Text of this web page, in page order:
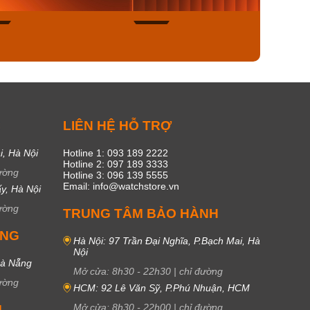
Hà Nội
Hà Nội
Nẵng
LIÊN HỆ HỖ TRỢ
Hotline 1: 093 189 2222
Hotline 2: 097 189 3333
Hotline 3: 096 139 5555
Email: info@watchstore.vn
TRUNG TÂM BẢO HÀNH
Hà Nội: 97 Trần Đại Nghĩa, P.Bạch Mai, Hà
Nội
Mở cửa: 8h30 - 22h30 | chỉ đường
HCM: 92 Lê Văn Sỹ, P.Phú Nhuận, HCM
Mở cửa: 8h30 - 22h00 | chỉ đường